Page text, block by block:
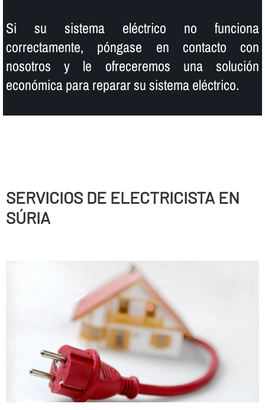
Si su sistema eléctrico no funciona
correctamente, póngase en contacto con
nosotros y le ofreceremos una solución
económica para reparar su sistema eléctrico.
SERVICIOS DE ELECTRICISTA EN
SÚRIA